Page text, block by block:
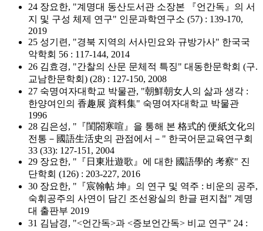
24 장요한, "계명대 동산도서관 소장본 『언간독』의 서
지 및 구성 체제 연구" 인문과학연구소 (57) : 139-170,
2019
25 성기련, "경북 지역의 서사민요와 규방가사" 한국국
악학회 56 : 117-144, 2014
26 김효경, "간찰의 산문 문체적 특징" 대동한문학회 (구.
교남한문학회) (28) : 127-150, 2008
27 숙명여자대학교 박물관, "朝鮮朝女人의 삶과 생각 :
한양여인의 香趣展 資料集" 숙명여자대학교 박물관
1996
28 김은성, "『閨閤寒喧』을 통해 본 格式的 便紙文化의
전통－國語生活史의 관점에서－" 한국어문교육연구회
33 (33): 127-151, 2004
29 장요한, "『日東壯遊歌』에 대한 國語學的 考察" 진
단학회 (126) : 203-227, 2016
30 장요한, "『宸翰帖 坤』의 연구 및 역주 : 비운의 공주,
숙휘공주의 사연이 담긴 조선왕실의 한글 편지첩" 계명
대 출판부 2019
31 김남경, "<언간독>과 <증보언간독> 비교 연구" 24 :